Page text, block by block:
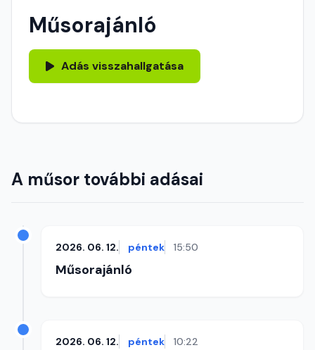
Műsorajánló
Adás visszahallgatása
A műsor további adásai
2026. 06. 12. péntek 15:50
Műsorajánló
2026. 06. 12. péntek 10:22